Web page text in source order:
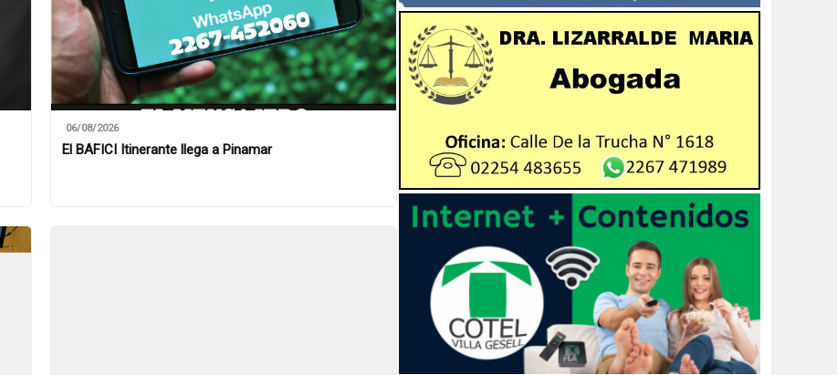
06/08/2026
El BAFICI Itinerante llega a Pinamar